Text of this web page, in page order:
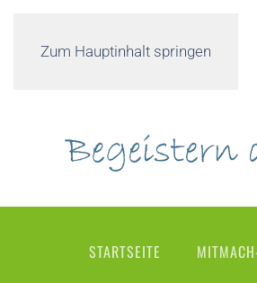
Zum Hauptinhalt springen
STARTSEITE